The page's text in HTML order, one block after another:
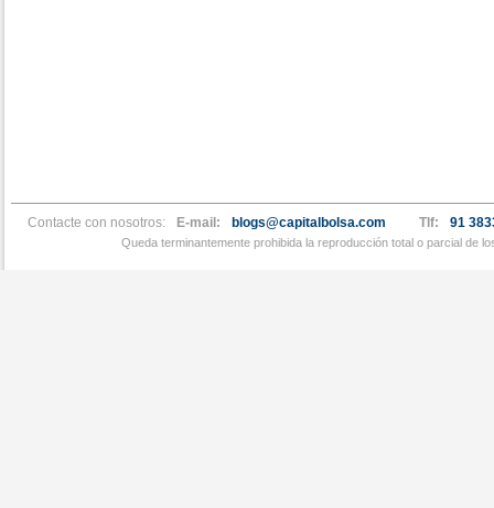
Contacte con nosotros: E-mail: blogs@capitalbolsa.com Tlf: 91
Queda terminantemente prohibida la reproducción total o parcial de